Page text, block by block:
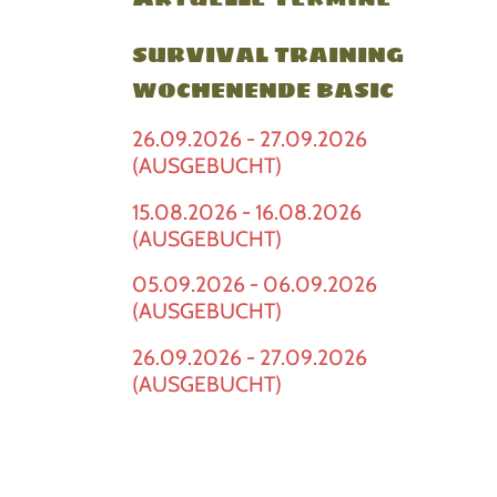
SURVIVAL TRAINING
WOCHENENDE BASIC
26.09.2026 - 27.09.2026
(AUSGEBUCHT)
15.08.2026 - 16.08.2026
(AUSGEBUCHT)
05.09.2026 - 06.09.2026
(AUSGEBUCHT)
26.09.2026 - 27.09.2026
(AUSGEBUCHT)